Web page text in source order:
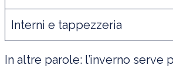
Interni e tappezzeria
In altre parole: l’inverno serve